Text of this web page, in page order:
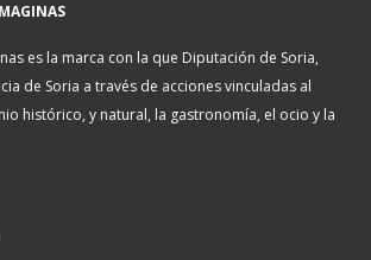
es la marca con la que Diputación de Soria,
de Soria a través de acciones vinculadas al
histórico, y natural, la gastronomía, el ocio y la